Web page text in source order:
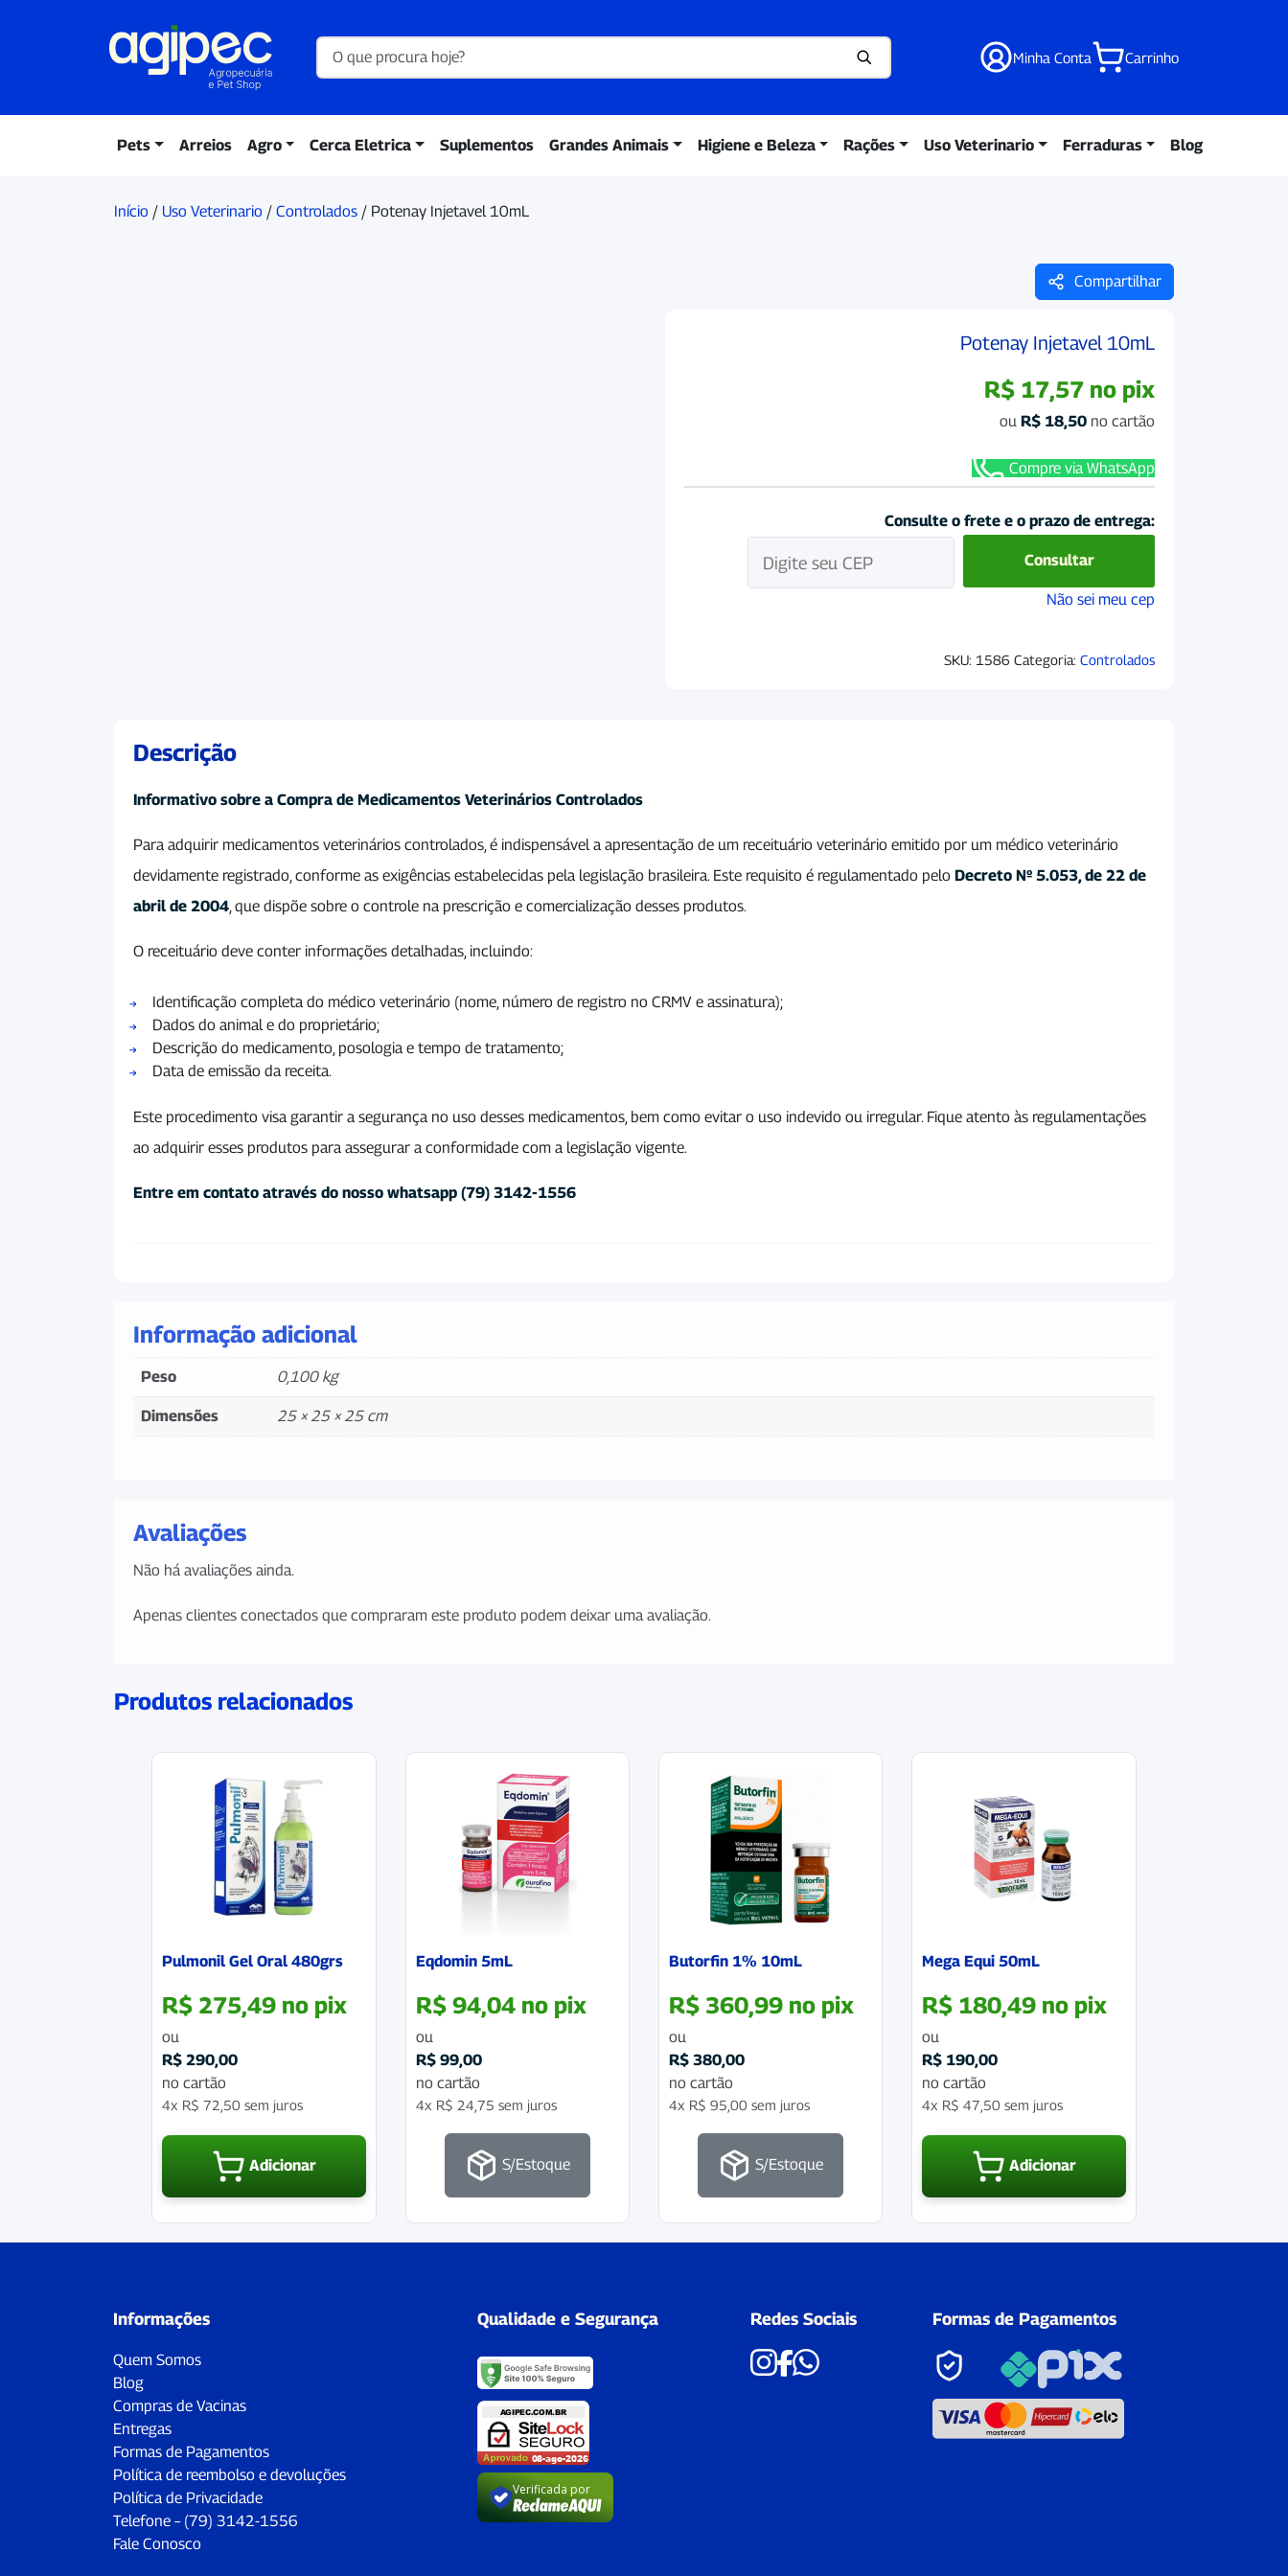
Minha Conta Carrinho
Pets Arreios Agro Cerca Eletrica Suplementos Grandes Animais Higiene e Beleza Rações Uso Veterinario Ferraduras Blog
Início / Uso Veterinario / Controlados / Potenay Injetavel 10mL
Compartilhar
Potenay Injetavel 10mL
R$ 17,57 no pix
ou R$ 18,50 no cartão
Compre via WhatsApp
Consulte o frete e o prazo de entrega:
Consultar
Não sei meu cep
SKU: 1586 Categoria: Controlados
Descrição
Informativo sobre a Compra de Medicamentos Veterinários Controlados
Para adquirir medicamentos veterinários controlados, é indispensável a apresentação de um receituário veterinário emitido por um médico veterinário
devidamente registrado, conforme as exigências estabelecidas pela legislação brasileira. Este requisito é regulamentado pelo Decreto Nº 5.053, de 22 de
abril de 2004, que dispõe sobre o controle na prescrição e comercialização desses produtos.
O receituário deve conter informações detalhadas, incluindo:
Identificação completa do médico veterinário (nome, número de registro no CRMV e assinatura);
Dados do animal e do proprietário;
Descrição do medicamento, posologia e tempo de tratamento;
Data de emissão da receita.
Este procedimento visa garantir a segurança no uso desses medicamentos, bem como evitar o uso indevido ou irregular. Fique atento às regulamentações
ao adquirir esses produtos para assegurar a conformidade com a legislação vigente.
Entre em contato através do nosso whatsapp (79) 3142-1556
Informação adicional
Peso 0,100 kg
Dimensões 25 × 25 × 25 cm
Avaliações
Não há avaliações ainda.
Apenas clientes conectados que compraram este produto podem deixar uma avaliação.
Produtos relacionados
Pulmonil Gel Oral 480grs
R$ 275,49 no pix
ou
R$ 290,00
no cartão
4x R$ 72,50 sem juros
Adicionar
Eqdomin 5mL
R$94,04 no pix
ou
R$99,00
no cartão
4x R$ 24,75 sem juros
S/Estoque
Butorfin 1% 10mL
R$ 360,99 no pix
ou
R$ 380,00
no cartão
4x R$ 95,00 sem juros
S/Estoque
Mega Equi 50mL
R$ 180,49 no pix
ou
R$ 190,00
no cartão
4x R$ 47,50 sem juros
Adicionar
Informações
Quem Somos
Blog
Compras de Vacinas
Entregas
Formas de Pagamentos
Política de reembolso e devoluções
Política de Privacidade
Telefone – (79) 3142-1556
Fale Conosco
Qualidade e Segurança
Verificada por
Redes Sociais Formas de Pagamentos